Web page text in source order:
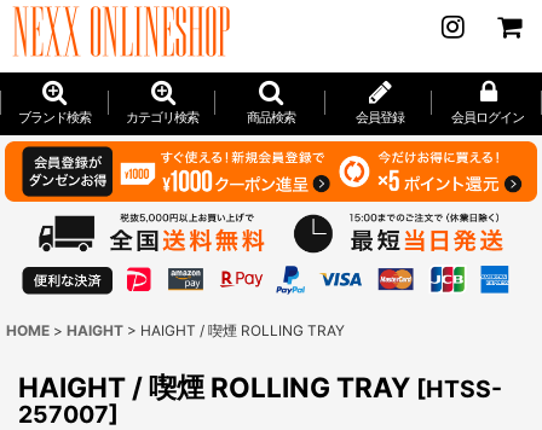
ブランド検索 カテゴリ検索 商品検索 会員登録 会員ログイン
HOME > HAIGHT > HAIGHT / 喫煙 ROLLING TRAY
HAIGHT / 喫煙 ROLLING TRAY [HTSS-
257007]